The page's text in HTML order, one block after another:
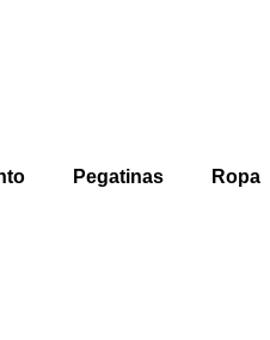
Pegatinas Ropa